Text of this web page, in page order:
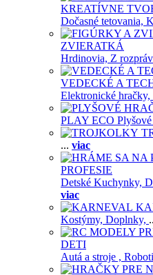
KREATÍVNE
Dočasné tetovania,
ZVIERATKÁ
Hrdinovia, Z
VEDECKÉ A
Elektronické hračky,
PLAY ECO Plyšové
... viac
PROFESIE
Detské Kuchynky,
viac
Kostýmy, Doplnky,
DETI
Autá a stroje ,